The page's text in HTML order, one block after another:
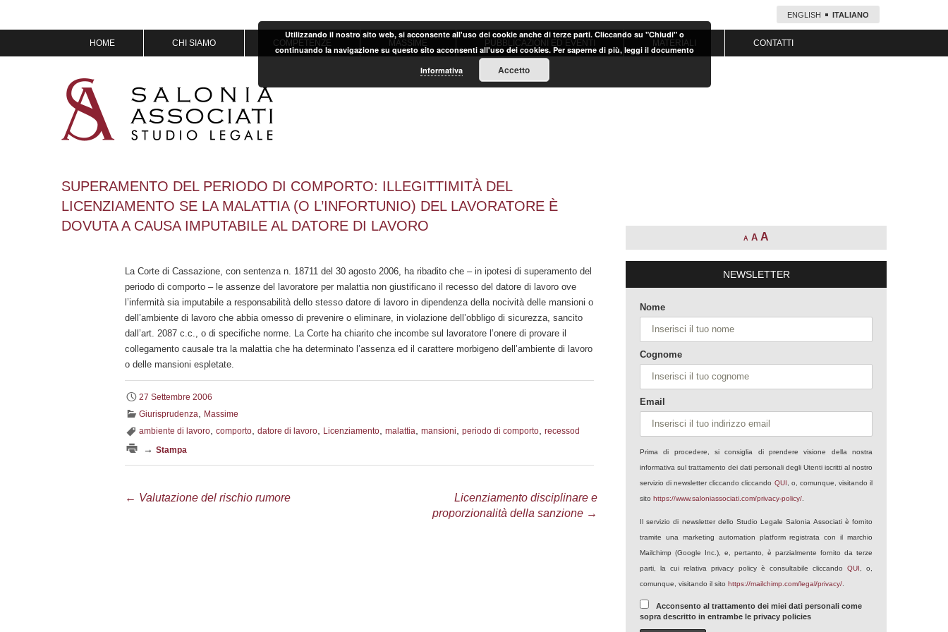
ENGLISH ITALIANO
HOME CHI SIAMO
IL TEAM
OF COUNSEL
COMPETENZE MASSIME PUBBLICAZIONI ED EVENTI MATERIALI CONTATTI
SUPERAMENTO DEL PERIODO DI COMPORTO: ILLEGITTIMITÀ DEL
LICENZIAMENTO SE LA MALATTIA (O L’INFORTUNIO) DEL LAVORATORE È
DOVUTA A CAUSA IMPUTABILE AL DATORE DI LAVORO
La Corte di Cassazione, con sentenza n. 18711 del 30 agosto 2006, ha ribadito che – in ipotesi di superamento del
periodo di comporto – le assenze del lavoratore per malattia non giustificano il recesso del datore di lavoro ove
l’infermità sia imputabile a responsabilità dello stesso datore di lavoro in dipendenza della nocività delle mansioni o
dell’ambiente di lavoro che abbia omesso di prevenire o eliminare, in violazione dell’obbligo di sicurezza, sancito
dall’art. 2087 c.c., o di specifiche norme. La Corte ha chiarito che incombe sul lavoratore l’onere di provare il
collegamento causale tra la malattia che ha determinato l’assenza ed il carattere morbigeno dell’ambiente di lavoro
o delle mansioni espletate.
27 Settembre 2006
Giurisprudenza
Massime
ambiente di lavoro comporto datore di lavoro Licenziamento malattia mansioni periodo di comporto recessod
→ Stampa
Navigazione
← Valutazione del rischio rumore
Licenziamento disciplinare e
proporzionalità della sanzione →
A A A
NEWSLETTER
Nome
Cognome
Email
Prima di procedere, si consiglia di prendere visione della nostra
informativa sul trattamento dei dati personali degli Utenti iscritti al nostro
servizio di newsletter cliccando cliccando QUI , o, comunque, visitando il
sito https://www.saloniassociati.com/privacy-policy/
Il servizio di newsletter dello Studio Legale Salonia Associati è fornito
tramite una marketing automation platform registrata con il marchio
Mailchimp (Google Inc.), e, pertanto, è parzialmente fornito da terze
parti, la cui relativa privacy policy è consultabile cliccando QUI , o,
comunque, visitando il sito https://mailchimp.com/legal/privacy/
Acconsento al trattamento dei miei dati personali come
sopra descritto in entrambe le privacy policies
Utilizzando il nostro sito web, si acconsente all'uso dei cookie anche di terze parti. Cliccando su "Chiudi" o
continuando la navigazione su questo sito acconsenti all'uso dei cookies. Per saperne di più, leggi il documento
Informativa
Accetto